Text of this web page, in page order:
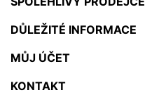
DŮLEŽITÉ INFORMACE
MŮJ ÚČET
KONTAKT